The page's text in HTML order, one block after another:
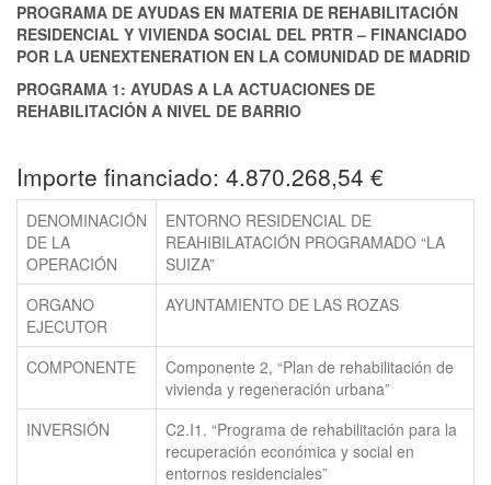
PROGRAMA DE AYUDAS EN MATERIA DE REHABILITACIÓN
RESIDENCIAL Y VIVIENDA SOCIAL DEL PRTR – FINANCIADO
POR LA UENEXTENERATION EN LA COMUNIDAD DE MADRID
PROGRAMA 1: AYUDAS A LA ACTUACIONES DE
REHABILITACIÓN A NIVEL DE BARRIO
Importe financiado: 4.870.268,54 €
DENOMINACIÓN
DE LA
OPERACIÓN
ENTORNO RESIDENCIAL DE
REAHIBILATACIÓN PROGRAMADO “LA
SUIZA”
ORGANO
EJECUTOR
AYUNTAMIENTO DE LAS ROZAS
COMPONENTE
Componente 2, “Plan de rehabilitación de
vivienda y regeneración urbana”
INVERSIÓN
C2.I1. “Programa de rehabilitación para la
recuperación económica y social en
entornos residenciales”